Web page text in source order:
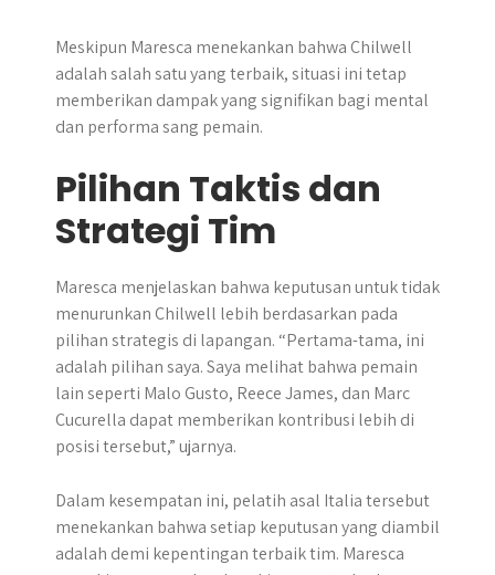
Meskipun Maresca menekankan bahwa Chilwell
adalah salah satu yang terbaik, situasi ini tetap
memberikan dampak yang signifikan bagi mental
dan performa sang pemain.
Pilihan Taktis dan
Strategi Tim
Maresca menjelaskan bahwa keputusan untuk tidak
menurunkan Chilwell lebih berdasarkan pada
pilihan strategis di lapangan. “Pertama-tama, ini
adalah pilihan saya. Saya melihat bahwa pemain
lain seperti Malo Gusto, Reece James, dan Marc
Cucurella dapat memberikan kontribusi lebih di
posisi tersebut,” ujarnya.
Dalam kesempatan ini, pelatih asal Italia tersebut
menekankan bahwa setiap keputusan yang diambil
adalah demi kepentingan terbaik tim. Maresca